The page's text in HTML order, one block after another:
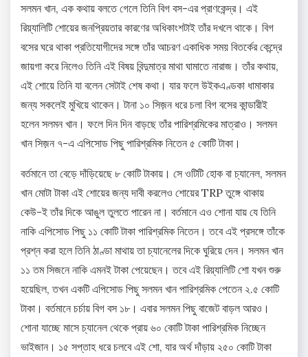
সলমন খান, এক কথায় বলতে গেলে তিনি বিগ বস-এর প্রাণকেন্দ্র। এই
রিয়্যালিটি শোয়ের জনপ্রিয়তার কারণের অধিকাংশটাই তাঁর দখলে থাকে। বিগ
বসের ঘরে থাকা প্রতিযোগীদের সঙ্গে তাঁর আচরণ একাধিক সময় বিতর্কের কেন্দ্রে
জায়গা করে নিলেও তিনি এই বিষয় বিন্দুমাত্র মাথা ঘামাতে নারাজ। তাঁর কথায়,
এই শোয়ে তিনি যা বলেন সেটাই শেষ কথা। যার ফলে উইকএণ্ডকা ধামাকার
জন্য সকলেই মুখিয়ে থাকেন। টানা ১০ সিজ়ন ধরে চলা বিগ বসের কান্ডারীই
হলেন সলমন খান। ফলে দিন দিন বাড়ছে তাঁর পারিশ্রমিকের মাত্রাও। সলমন
খান সিজ়ন ৭-এ এপিসোড পিছু পারিশ্রমিক নিতেন ৫ কোটি টাকা।
বর্তমানে তা বেড়ে দাঁড়িয়েছে ৮ কোটি টাকায়। সে ওটিটি হোক বা চ্যানেল, সলমন
খান মোটা টাকা এই শোয়ের জন্য দাবী করলেও শোয়ের TRP তুঙ্গে থাকায়
কেউ-ই তাঁর দিকে আঙুল তুলতে পারেন না। বর্তমানে এও শোনা যায় যে তিনি
নাকি এপিসোড পিছু ১১ কোটি টাকা পারিশ্রমিক নিতেন। তবে এই প্রসঙ্গে তাঁকে
প্রশ্ন করা হলে তিনি ঠাণ্ডা মাথায় তা চ্যানেলের দিকে ঘুরিয়ে দেন। সলমন খান
১১ তম সিজনে নাকি এমনই টাকা পেয়েছেন। তবে এই রিয়্যালিটি শো যখন শুরু
হয়েছিল, তখন একটি এপিসোড পিছু সলমন খান পারিশ্রমিক পেতেন ২.৫ কোটি
টাকা। বর্তমানে চর্চায় বিগ বস ১৮। এবার সলমন পিছু বাজেট বাড়ল আরও।
শোনা যাচ্ছে মাসে চ্যানেল থেকে প্রায় ৬০ কোটি টাকা পারিশ্রমিক নিচ্ছেন
ভাইজান। ১৫ সপ্তাহ ধরে চলবে এই শো, যার অর্থ দাঁড়ায় ২৫০ কোটি টাকা